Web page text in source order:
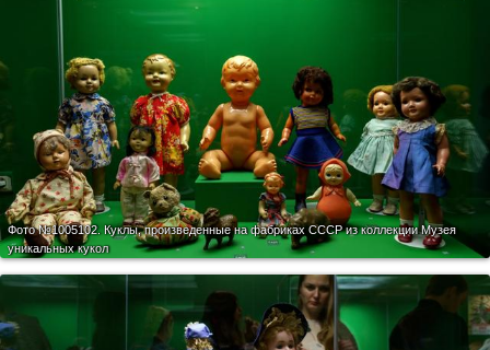
Фото №1005102. Куклы, произведенные на фабриках СССР из коллекции Музея
уникальных кукол